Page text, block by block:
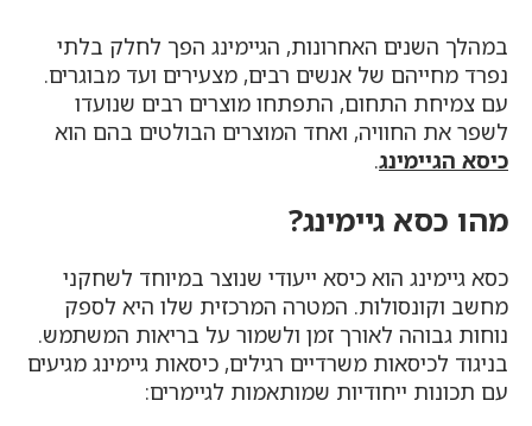
במהלך השנים האחרונות, הגיימינג הפך לחלק בלתי
נפרד מחייהם של אנשים רבים, מצעירים ועד מבוגרים.
עם צמיחת התחום, התפתחו מוצרים רבים שנועדו
לשפר את החוויה, ואחד המוצרים הבולטים בהם הוא
כיסא הגיימינג.
מהו כסא גיימינג?
כסא גיימינג הוא כיסא ייעודי שנוצר במיוחד לשחקני
מחשב וקונסולות. המטרה המרכזית שלו היא לספק
נוחות גבוהה לאורך זמן ולשמור על בריאות המשתמש.
בניגוד לכיסאות משרדיים רגילים, כיסאות גיימינג מגיעים
עם תכונות ייחודיות שמותאמות לגיימרים: